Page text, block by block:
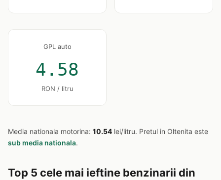
GPL auto
4.58
RON / litru
Media nationala motorina: 10.54 lei/litru. Pretul in Oltenita este
sub media nationala.
Top 5 cele mai ieftine benzinarii din